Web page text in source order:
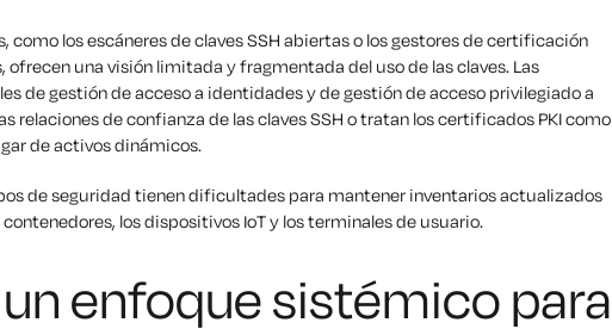
como los escáneres de claves SSH abiertas o los gestores de certificación
ofrecen una visión limitada y fragmentada del uso de las claves. Las
de gestión de acceso a identidades y de gestión de acceso privilegiado a
relaciones de confianza de las claves SSH o tratan los certificados PKI como
de activos dinámicos.
de seguridad tienen dificultades para mantener inventarios actualizados
los dispositivos IoT y los terminales de usuario.
enfoque sistémico para